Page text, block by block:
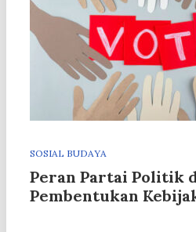
SOSIAL BUDAYA
Peran Partai Politik
Pembentukan